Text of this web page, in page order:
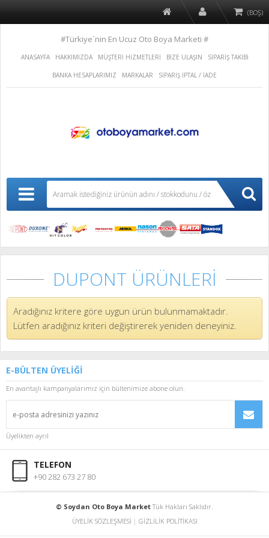
(BOŞ)
#Türkiye´nin En Ucuz Oto Boya Marketi #
ANASAYFA HAKKIMIZDA MÜŞTERİ HİZMETLERİ BİZE ULAŞIN SİPARİŞ TAKİBİ
BANKA HESAPLARIMIZ MARKALAR SİPARİŞ İPTAL / İADE
DUPONT ÜRÜNLERİ
Aradığınız kritere göre uygun ürün bulunmamaktadır.
Lütfen aradığınız kriteri değiştirerek yeniden deneyiniz.
E-BÜLTEN ÜYELİĞİ
En avantajlı kampanyalarımız için bültenimize abone olun.
Üyelikten ayrıl
TELEFON
+90 282 673 27 80
© Soydan Oto Boya MarketTük Hakları Saklıdır.
ÜYELİK SÖZLEŞMESİ | GİZLİLİK POLİTİKASI